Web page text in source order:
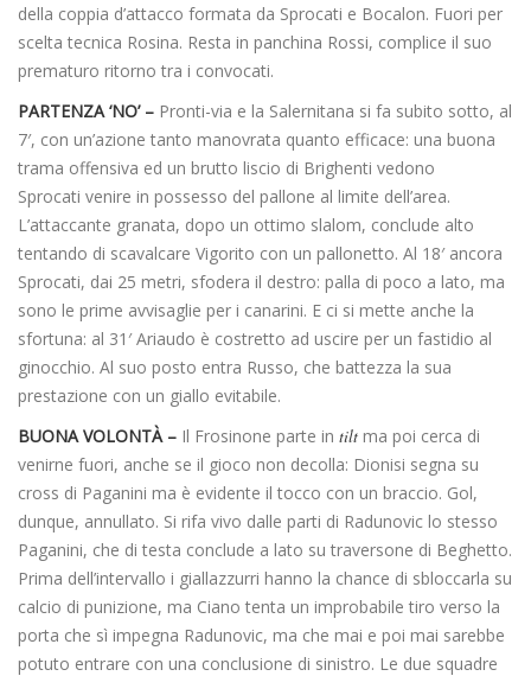
della coppia d’attacco formata da Sprocati e Bocalon. Fuori per
scelta tecnica Rosina. Resta in panchina Rossi, complice il suo
prematuro ritorno tra i convocati.
PARTENZA ‘NO’ – Pronti-via e la Salernitana si fa subito sotto, al
7′, con un’azione tanto manovrata quanto efficace: una buona
trama offensiva ed un brutto liscio di Brighenti vedono
Sprocati venire in possesso del pallone al limite dell’area.
L’attaccante granata, dopo un ottimo slalom, conclude alto
tentando di scavalcare Vigorito con un pallonetto. Al 18′ ancora
Sprocati, dai 25 metri, sfodera il destro: palla di poco a lato, ma
sono le prime avvisaglie per i canarini. E ci si mette anche la
sfortuna: al 31′ Ariaudo è costretto ad uscire per un fastidio al
ginocchio. Al suo posto entra Russo, che battezza la sua
prestazione con un giallo evitabile.
BUONA VOLONTÀ – Il Frosinone parte in tilt ma poi cerca di
venirne fuori, anche se il gioco non decolla: Dionisi segna su
cross di Paganini ma è evidente il tocco con un braccio. Gol,
dunque, annullato. Si rifa vivo dalle parti di Radunovic lo stesso
Paganini, che di testa conclude a lato su traversone di Beghetto.
Prima dell’intervallo i giallazzurri hanno la chance di sbloccarla su
calcio di punizione, ma Ciano tenta un improbabile tiro verso la
porta che sì impegna Radunovic, ma che mai e poi mai sarebbe
potuto entrare con una conclusione di sinistro. Le due squadre